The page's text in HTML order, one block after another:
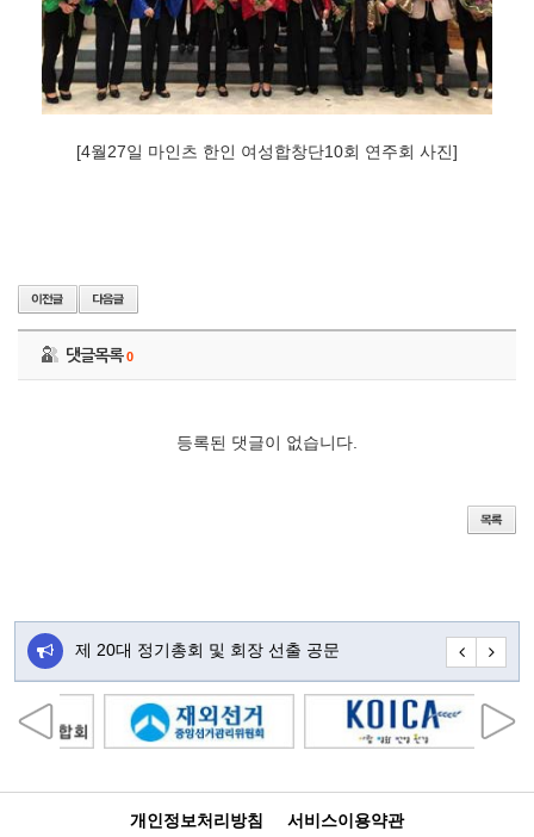
[4월27일 마인츠 한인 여성합창단10회 연주회 사진]
댓글목록0
등록된 댓글이 없습니다.
제 20대 정기총회 및 회장 선출 공문 초대합니
개인정보처리방침 서비스이용약관